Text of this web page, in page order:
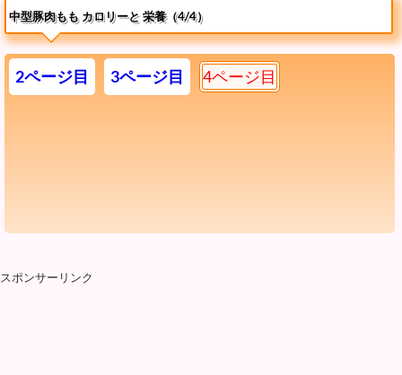
中型豚肉もも カロリーと 栄養（4/4）
2ページ目 3ページ目 4ページ目
スポンサーリンク